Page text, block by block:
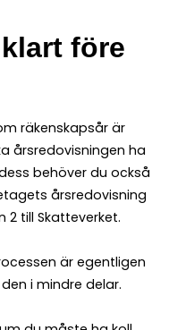
före
räkenskapsår är
årsredovisningen ha
behöver du också
årsredovisning
till Skatteverket.
är egentligen
i mindre delar.